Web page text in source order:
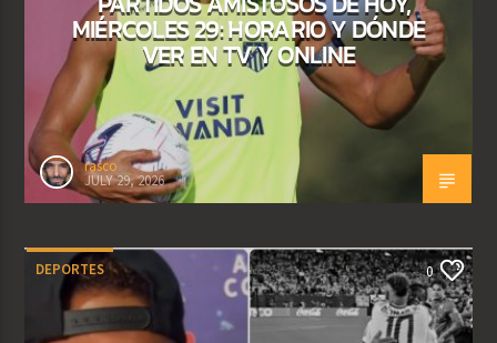
MIÉRCOLES 29: HORARIO Y DÓNDE
VER EN TV Y ONLINE
rasco
JULY 29, 2026
DEPORTES 0